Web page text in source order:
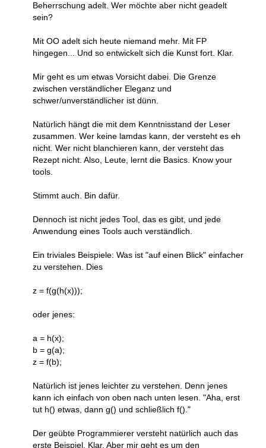
Beherrschung adelt. Wer möchte aber nicht geadelt
sein?
Mit OO adelt sich heute niemand mehr. Mit FP
hingegen... Und so entwickelt sich die Kunst fort. Klar.
Mir geht es um etwas Vorsicht dabei. Die Grenze
zwischen verständlicher Eleganz und
schwer/unverständlicher ist dünn.
Natürlich hängt die mit dem Kenntnisstand der Leser
zusammen. Wer keine lamdas kann, der versteht es eh
nicht. Wer nicht blanchieren kann, der versteht das
Rezept nicht. Also, Leute, lernt die Basics. Know your
tools.
Stimmt auch. Bin dafür.
Dennoch ist nicht jedes Tool, das es gibt, und jede
Anwendung eines Tools auch verständlich.
Ein triviales Beispiele: Was ist "auf einen Blick" einfacher
zu verstehen. Dies
z = f(g(h(x)));
oder jenes:
a = h(x);
b = g(a);
z = f(b);
Natürlich ist jenes leichter zu verstehen. Denn jenes
kann ich einfach von oben nach unten lesen. "Aha, erst
tut h() etwas, dann g() und schließlich f()."
Der geübte Programmierer versteht natürlich auch das
erste Beispiel. Klar. Aber mir geht es um den